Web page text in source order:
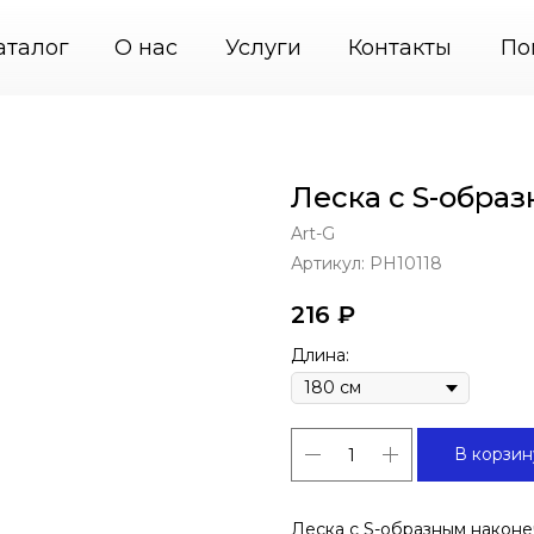
Контакты
Услуги
О нас
Леска с S-
Art-G
Артикул: PH10118
216 ₽
Длина:
В
Леска с S-образным